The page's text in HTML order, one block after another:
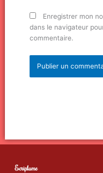
Enregistrer mon
dans le navigateur
commentaire.
Ecriplume